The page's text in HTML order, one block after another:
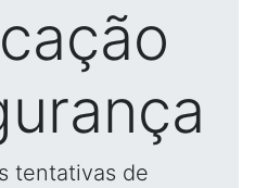
tentativas de